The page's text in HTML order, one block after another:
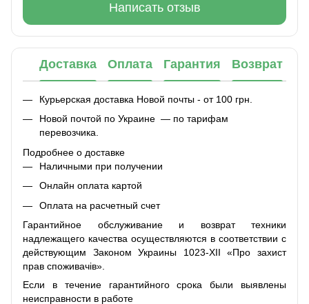
Написать отзыв
Доставка Оплата Гарантия Возврат
Курьерская доставка Новой почты - от 100 грн.
Новой почтой по Украине — по тарифам
перевозчика.
Подробнее о доставке
Наличными при получении
Онлайн оплата картой
Оплата на расчетный счет
Гарантийное обслуживание и возврат техники
надлежащего качества осуществляются в соответствии с
действующим Законом Украины 1023-XII «Про захист
прав споживачів».
Если в течение гарантийного срока были выявлены
неисправности в работе